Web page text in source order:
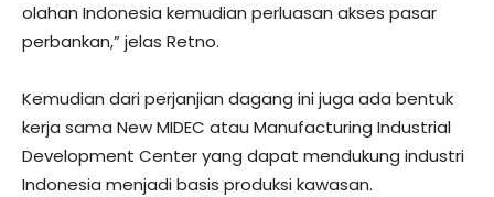
olahan Indonesia kemudian perluasan akses pasar
perbankan,” jelas Retno.
Kemudian dari perjanjian dagang ini juga ada bentuk
kerja sama New MIDEC atau Manufacturing Industrial
Development Center yang dapat mendukung industri
Indonesia menjadi basis produksi kawasan.